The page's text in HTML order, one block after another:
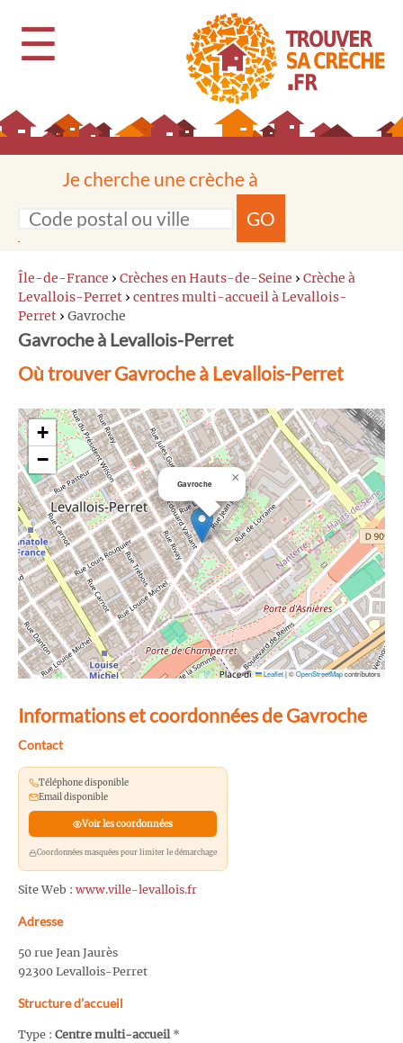
☰
Je cherche une crèche à
GO
Île-de-France › Crèches en Hauts-de-Seine › Crèche à
Levallois-Perret › centres multi-accueil à Levallois-
Perret › Gavroche
Gavroche à Levallois-Perret
Où trouver Gavroche à Levallois-Perret
Gavroche ×
+
−
Leaflet|©OpenStreetMapcontributors
Informations et coordonnées de Gavroche
Contact
Téléphone disponible
Email disponible
Voir les coordonnées
Coordonnées masquées pour limiter le démarchage
Site Web : www.ville-levallois.fr
Adresse
50 rue Jean Jaurès
92300 Levallois-Perret
Structure d’accueil
Type : Centre multi-accueil*